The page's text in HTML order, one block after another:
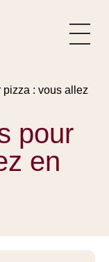
: vous allez
pour
en